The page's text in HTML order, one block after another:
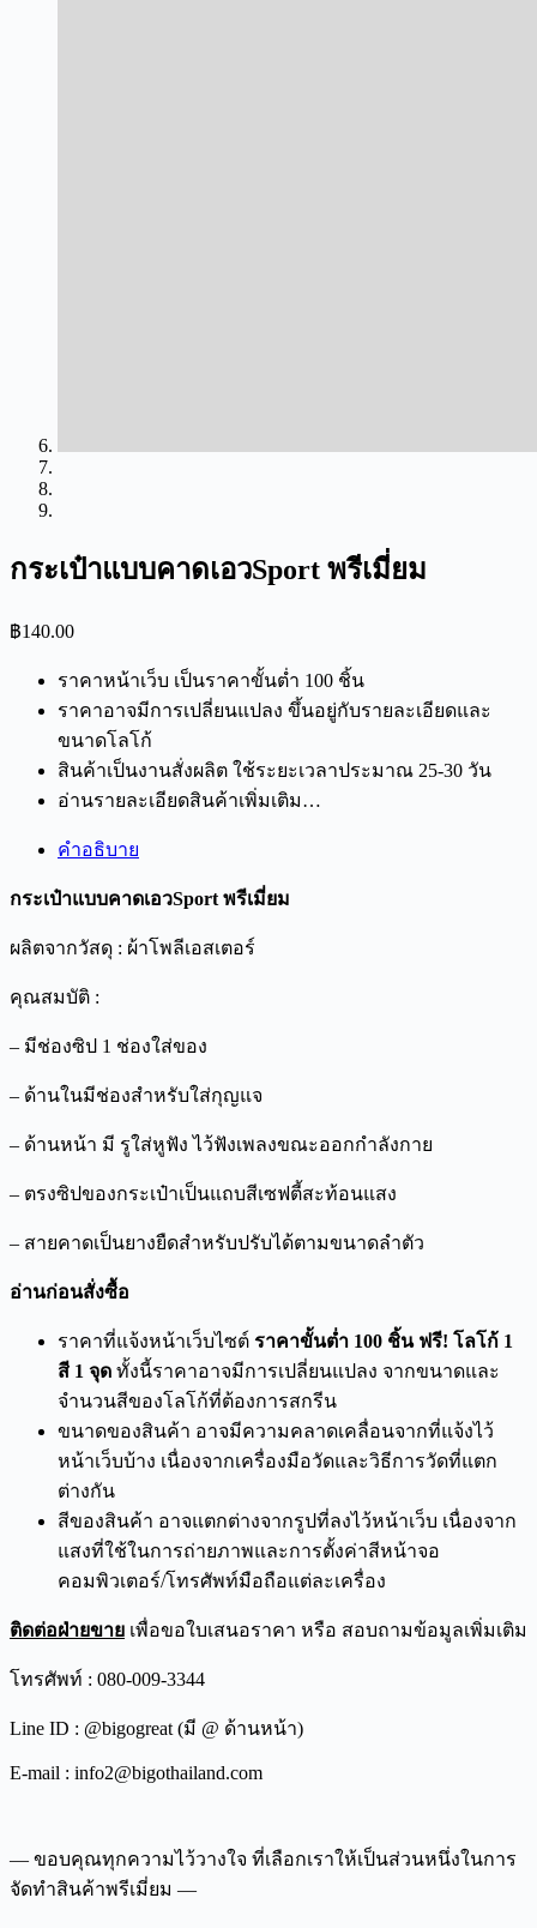
กระเป๋าแบบคาดเอวSport พรีเมี่ยม
฿140.00
ราคาหน้าเว็บ เป็นราคาขั้นต่ำ 100 ชิ้น
ราคาอาจมีการเปลี่ยนแปลง ขึ้นอยู่กับรายละเอียดและ
ขนาดโลโก้
สินค้าเป็นงานสั่งผลิต ใช้ระยะเวลาประมาณ 25-30 วัน
อ่านรายละเอียดสินค้าเพิ่มเติม…
คำอธิบาย
กระเป๋าแบบคาดเอวSport พรีเมี่ยม
ผลิตจากวัสดุ : ผ้าโพลีเอสเตอร์
คุณสมบัติ :
– มีช่องซิป 1 ช่องใส่ของ
– ด้านในมีช่องสำหรับใส่กุญแจ
– ด้านหน้า มี รูใส่หูฟัง ไว้ฟังเพลงขณะออกกำลังกาย
– ตรงซิปของกระเป๋าเป็นแถบสีเซฟตี้สะท้อนแสง
– สายคาดเป็นยางยืดสำหรับปรับได้ตามขนาดลำตัว
อ่านก่อนสั่งซื้อ
ราคาที่แจ้งหน้าเว็บไซต์ ราคาขั้นต่ำ 100 ชิ้น ฟรี! โลโก้ 1
สี 1 จุด ทั้งนี้ราคาอาจมีการเปลี่ยนแปลง จากขนาดและ
จำนวนสีของโลโก้ที่ต้องการสกรีน
ขนาดของสินค้า อาจมีความคลาดเคลื่อนจากที่แจ้งไว้
หน้าเว็บบ้าง เนื่องจากเครื่องมือวัดและวิธีการวัดที่แตก
ต่างกัน
สีของสินค้า อาจแตกต่างจากรูปที่ลงไว้หน้าเว็บ เนื่องจาก
แสงที่ใช้ในการถ่ายภาพและการตั้งค่าสีหน้าจอ
คอมพิวเตอร์/โทรศัพท์มือถือแต่ละเครื่อง
ติดต่อฝ่ายขาย เพื่อขอใบเสนอราคา หรือ สอบถามข้อมูลเพิ่มเติม
โทรศัพท์ : 080-009-3344
Line ID : @bigogreat (มี @ ด้านหน้า)
E-mail : info2@bigothailand.com
— ขอบคุณทุกความไว้วางใจ ที่เลือกเราให้เป็นส่วนหนึ่งในการ
จัดทำสินค้าพรีเมี่ยม —